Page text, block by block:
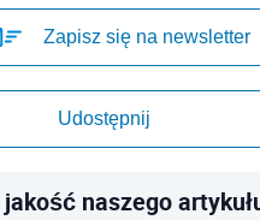
Zapisz się na newsletter
Udostępnij
naszego